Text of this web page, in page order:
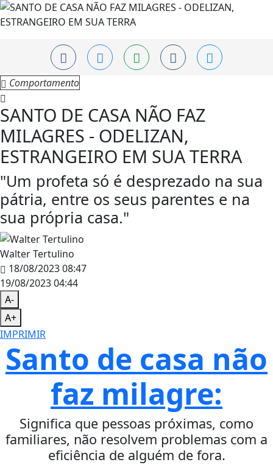
Comportamento
SANTO DE CASA NÃO FAZ
MILAGRES - ODELIZAN,
ESTRANGEIRO EM SUA TERRA
"Um profeta só é desprezado na sua
pátria, entre os seus parentes e na
sua própria casa."
Walter Tertulino
18/08/2023 08:47
19/08/2023 04:44
A-
A+
IMPRIMIR
Santo de casa não
faz milagre:
Significa que pessoas próximas, como
familiares, não resolvem problemas com a
eficiência de alguém de fora.